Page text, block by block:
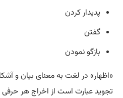
پدیدار کردن
گفتن
بازگو نمودن
«اظهار» در لغت به معنای بیان و
تجوید عبارت است از اخراج هر